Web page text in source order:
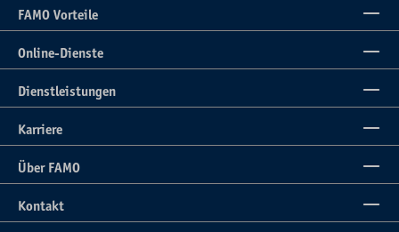
FAMO Vorteile
Online-Dienste
Dienstleistungen
Karriere
Über FAMO
Kontakt